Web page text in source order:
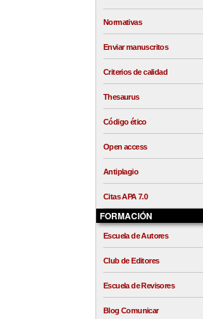
Normativas
Enviar manuscritos
Criterios de calidad
Thesaurus
Código ético
Open access
Antiplagio
Citas APA 7.0
FORMACIÓN
Escuela de Autores
Club de Editores
Escuela de Revisores
Blog Comunicar